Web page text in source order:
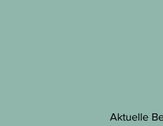
Aktuelle